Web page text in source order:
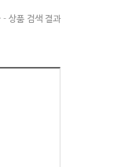
- 상품 검색 결과